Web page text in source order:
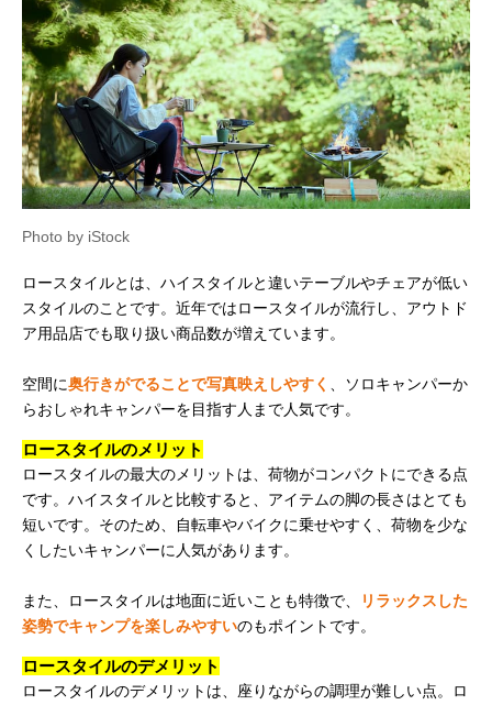
Photo by iStock
ロースタイルとは、ハイスタイルと違いテーブルやチェアが低い
スタイルのことです。近年ではロースタイルが流行し、アウトド
ア用品店でも取り扱い商品数が増えています。
空間に奥行きがでることで写真映えしやすく
、ソロキャンパーか
らおしゃれキャンパーを目指す人まで人気です。
ロースタイルのメリット
ロースタイルの最大のメリットは、荷物がコンパクトにできる点
です。ハイスタイルと比較すると、アイテムの脚の長さはとても
短いです。そのため、自転車やバイクに乗せやすく、荷物を少な
くしたいキャンパーに人気があります。
また、ロースタイルは地面に近いことも特徴で、
リラックスした
姿勢でキャンプを楽しみやすいのもポイントです。
ロースタイルのデメリット
ロースタイルのデメリットは、座りながらの調理が難しい点。ロ